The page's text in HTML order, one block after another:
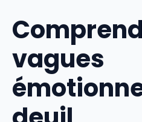
vagues